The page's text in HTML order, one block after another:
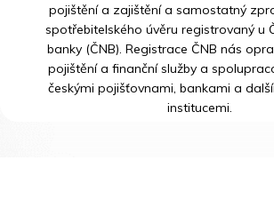
pojištění a zajištění a samostatný
spotřebitelského úvěru registrovaný u
banky (ČNB). Registrace ČNB nás
pojištění a finanční služby a
českými pojišťovnami, bankami a
institucemi.